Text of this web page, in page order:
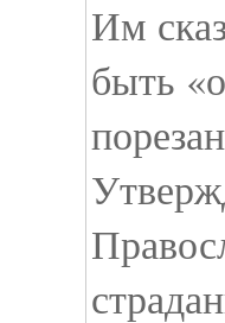
Им
быть